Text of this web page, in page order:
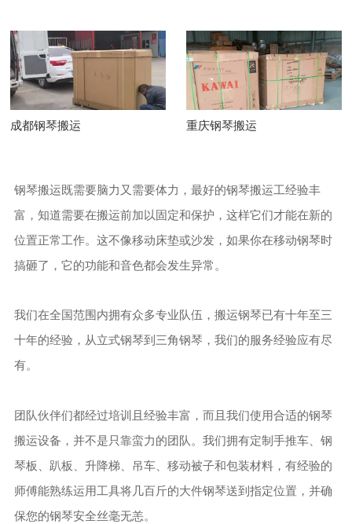
成都钢琴搬运 重庆钢琴搬运
钢琴搬运既需要脑力又需要体力，最好的钢琴搬运工经验丰
富，知道需要在搬运前加以固定和保护，这样它们才能在新的
位置正常工作。这不像移动床垫或沙发，如果你在移动钢琴时
搞砸了，它的功能和音色都会发生异常。
我们在全国范围内拥有众多专业队伍，搬运钢琴已有十年至三
十年的经验，从立式钢琴到三角钢琴，我们的服务经验应有尽
有。
团队伙伴们都经过培训且经验丰富，而且我们使用合适的钢琴
搬运设备，并不是只靠蛮力的团队。我们拥有定制手推车、钢
琴板、趴板、升降梯、吊车、移动被子和包装材料，有经验的
师傅能熟练运用工具将几百斤的大件钢琴送到指定位置，并确
保您的钢琴安全丝毫无恙。